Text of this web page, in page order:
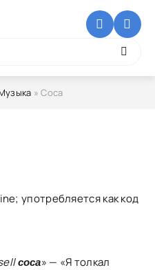
» Coca
употребляется как код
coca» — «Я толкал